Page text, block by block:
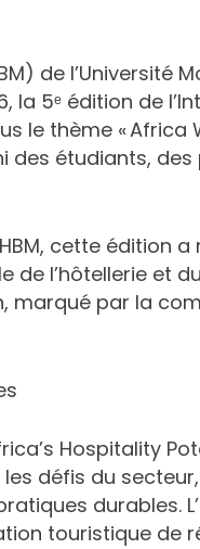
de l’Université
la 5ᵉ édition de
le thème « Africa
des étudiants,
cette édition a
de l’hôtellerie et
marqué par la
Hospitality
défis du
durables.
touristique de